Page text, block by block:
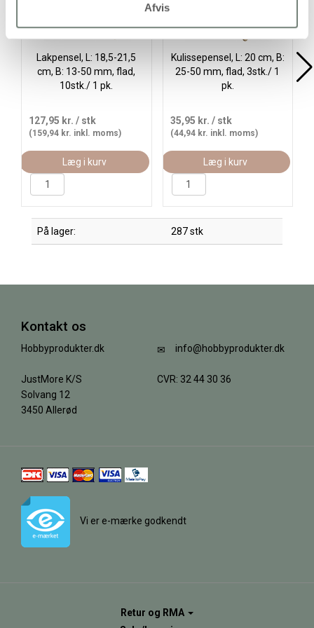
Afvis
Lakpensel, L: 18,5-21,5
cm, B: 13-50 mm, flad,
10stk./ 1 pk.
127,95 kr. / stk
(159,94 kr. inkl. moms)
Læg i kurv
Kulissepensel, L: 20 cm, B:
25-50 mm, flad, 3stk./ 1
pk.
35,95 kr. / stk
(44,94 kr. inkl. moms)
Læg i kurv
På lager: 287 stk
Kontakt os
Hobbyprodukter.dk
JustMore K/S
Solvang 12
3450 Allerød
info@hobbyprodukter.dk
CVR: 32 44 30 36
Vi er e-mærke godkendt
Retur og RMA